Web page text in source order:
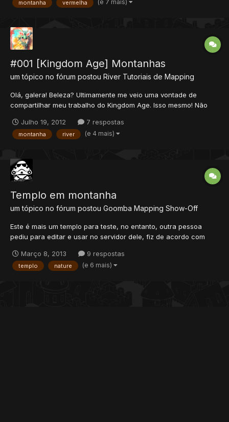
então utilizei os ID's : 4826, 4827 e 877...
montanha vermelha (e 7 mais)
#001 [Kingdom Age] Montanhas
um tópico no fórum postou River Tutoriais de Mapping
Olá, galera! Beleza? Ultimamente me veio uma vontade de
compartilhar meu trabalho do Kingdom Age. Isso mesmo! Não
que isso: aos poucos vou ensinando a como desenvolver um
projeto, estritamente na área de desenvolvimento de mapas, à
Julho 19, 2012 7 respostas
montanha river (e 4 mais)
Templo em montanha
um tópico no fórum postou Goomba Mapping Show-Off
Este é mais um templo para teste, no entanto, outra pessoa
pediu para editar e usar no servidor dele, fiz de acordo com
"segundo piso". Além da ponte, a area onde está o banco com
a fonte ainda não está decidida, se quiserem opinar,...
Março 8, 2013 9 respostas
templo nature (e 6 mais)